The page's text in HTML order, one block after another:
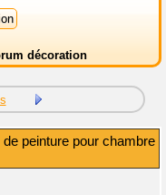
décoration
de peinture pour chambre